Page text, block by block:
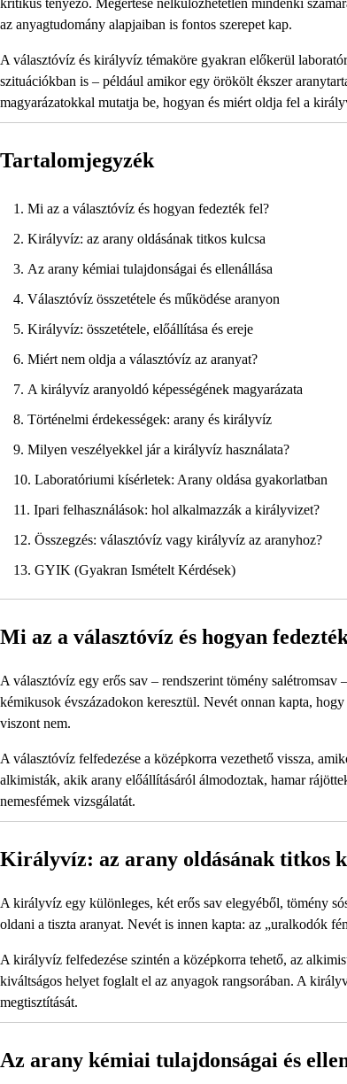
az anyagtudomány alapjaiban is fontos szerepet kap.
A választóvíz és királyvíz témaköre gyakran előkerül
szituációkban is – például amikor egy örökölt ékszer
magyarázatokkal mutatja be, hogyan és miért oldja fel a
Tartalomjegyzék
Mi az a választóvíz és hogyan fedezték fel?
Királyvíz: az arany oldásának titkos kulcsa
Az arany kémiai tulajdonságai és ellenállása
Választóvíz összetétele és működése aranyon
Királyvíz: összetétele, előállítása és ereje
Miért nem oldja a választóvíz az aranyat?
A királyvíz aranyoldó képességének magyarázata
Történelmi érdekességek: arany és királyvíz
Milyen veszélyekkel jár a királyvíz használata?
Laboratóriumi kísérletek: Arany oldása gyakorlatban
Ipari felhasználások: hol alkalmazzák a királyvizet?
Összegzés: választóvíz vagy királyvíz az aranyhoz?
GYIK (Gyakran Ismételt Kérdések)
Mi az a választóvíz és hogyan
A választóvíz egy erős sav – rendszerint tömény salétromsav
kémikusok évszázadokon keresztül. Nevét onnan kapta,
viszont nem.
A választóvíz felfedezése a középkorra vezethető vissza,
alkimisták, akik arany előállításáról álmodoztak, hamar
nemesfémek vizsgálatát.
Királyvíz: az arany oldásának titkos
A királyvíz egy különleges, két erős sav elegyéből, tömény
oldani a tiszta aranyat. Nevét is innen kapta: az „uralkodók
A királyvíz felfedezése szintén a középkorra tehető, az
kiváltságos helyet foglalt el az anyagok rangsorában. A
megtisztítását.
Az arany kémiai tulajdonságai és